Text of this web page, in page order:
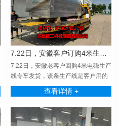
7.22日，安徽客户订购4米生产线专车发货。
7.22日，安徽老客户回购4米电磁生产
线专车发货，该条生产线是客户用的
第二条产线，实···
查看详情 +